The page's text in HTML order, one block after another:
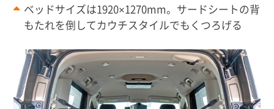
ベッドサイズは1920×1270mm。サードシートの背
もたれを倒してカウチスタイルでもくつろげる